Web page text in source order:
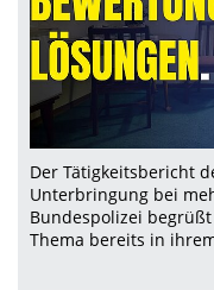
Der Tätigkeitsbericht
Unterbringung bei
Bundespolizei
Thema bereits in